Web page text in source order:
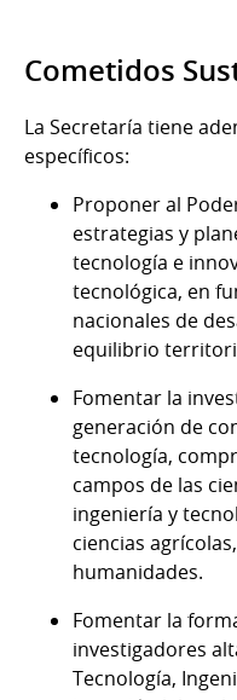
Cometidos
La Secretaría tiene
específicos:
Proponer al
estrategias y
tecnología e
tecnológica, en
nacionales de
equilibrio
Fomentar la
generación de
tecnología,
campos de las
ingeniería y
ciencias
humanidades.
Fomentar la
investigadores
Tecnología,